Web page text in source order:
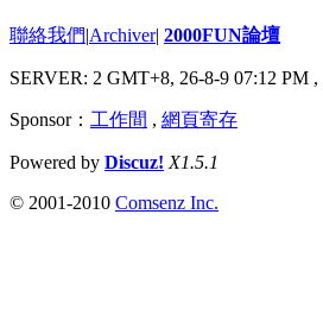
聯絡我們|Archiver| 2000FUN論壇
SERVER: 2 GMT+8, 26-8-9 07:12 PM ,
Sponsor： 工作間 , 網頁寄存
Powered by Discuz! X1.5.1
© 2001-2010 Comsenz Inc.